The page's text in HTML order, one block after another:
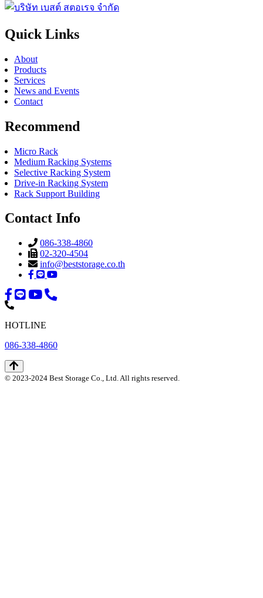
Quick Links
About
Products
Services
News and Events
Contact
Recommend
Micro Rack
Medium Racking Systems
Selective Racking System
Drive-in Racking System
Rack Support Building
Contact Info
086-338-4860
02-320-4504
info@beststorage.co.th
HOTLINE
086-338-4860
© 2023-2024 Best Storage Co., Ltd. All rights reserved.